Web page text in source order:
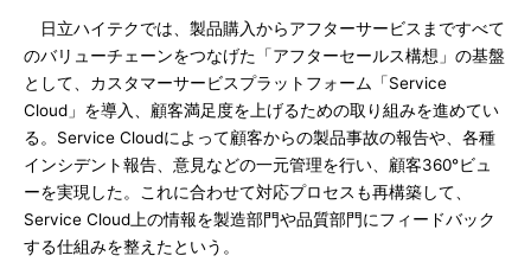
日立ハイテクでは、製品購入からアフターサービスまですべて
のバリューチェーンをつなげた「アフターセールス構想」の基盤
として、カスタマーサービスプラットフォーム「Service
Cloud」を導入、顧客満足度を上げるための取り組みを進めてい
る。Service Cloudによって顧客からの製品事故の報告や、各種
インシデント報告、意見などの一元管理を行い、顧客360°ビュ
ーを実現した。これに合わせて対応プロセスも再構築して、
Service Cloud上の情報を製造部門や品質部門にフィードバック
する仕組みを整えたという。